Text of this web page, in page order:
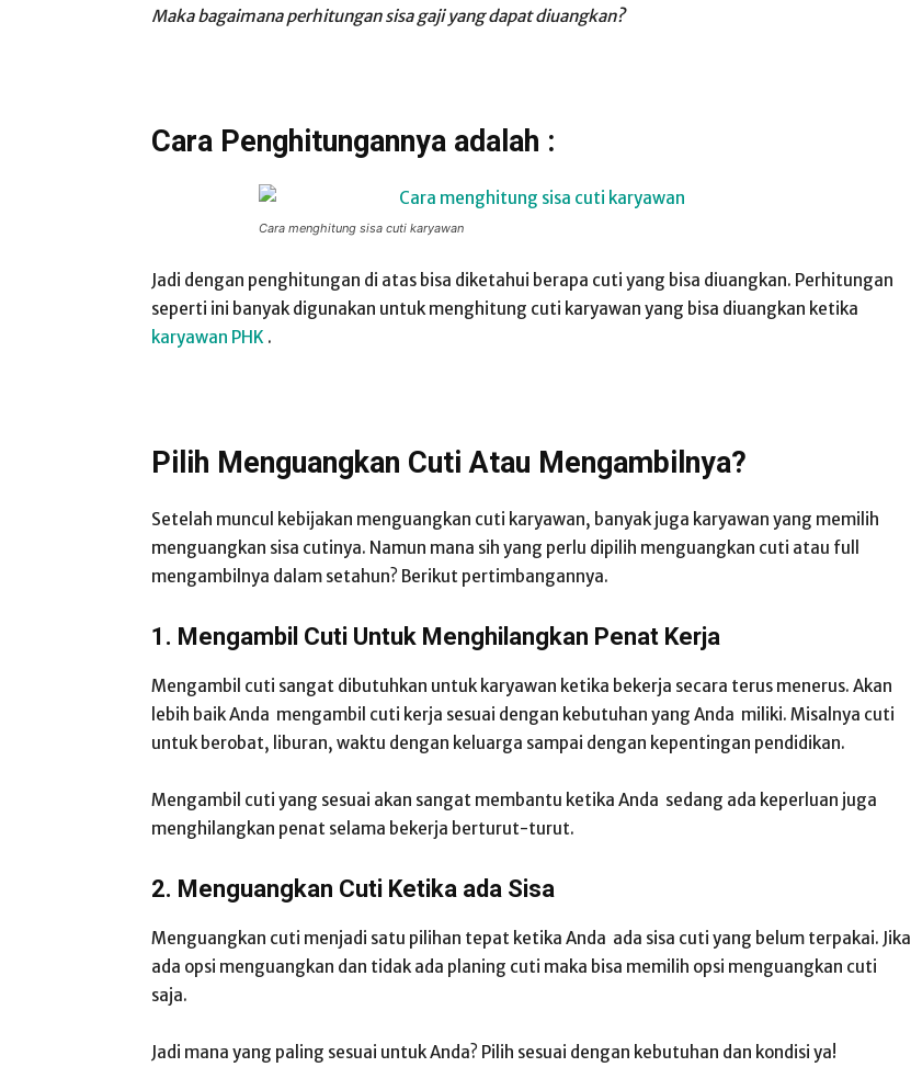
Maka bagaimana perhitungan sisa gaji yang dapat diuangkan?
Cara Penghitungannya adalah :
Cara menghitung sisa cuti karyawan
Jadi dengan penghitungan di atas bisa diketahui berapa cuti yang bisa diuangkan. Perhitungan
seperti ini banyak digunakan untuk menghitung cuti karyawan yang bisa diuangkan ketika
karyawan PHK .
Pilih Menguangkan Cuti Atau Mengambilnya?
Setelah muncul kebijakan menguangkan cuti karyawan, banyak juga karyawan yang memilih
menguangkan sisa cutinya. Namun mana sih yang perlu dipilih menguangkan cuti atau full
mengambilnya dalam setahun? Berikut pertimbangannya.
1. Mengambil Cuti Untuk Menghilangkan Penat Kerja
Mengambil cuti sangat dibutuhkan untuk karyawan ketika bekerja secara terus menerus. Akan
lebih baik Anda mengambil cuti kerja sesuai dengan kebutuhan yang Anda miliki. Misalnya cuti
untuk berobat, liburan, waktu dengan keluarga sampai dengan kepentingan pendidikan.
Mengambil cuti yang sesuai akan sangat membantu ketika Anda sedang ada keperluan juga
menghilangkan penat selama bekerja berturut-turut.
2. Menguangkan Cuti Ketika ada Sisa
Menguangkan cuti menjadi satu pilihan tepat ketika Anda ada sisa cuti yang belum terpakai. Jika
ada opsi menguangkan dan tidak ada planing cuti maka bisa memilih opsi menguangkan cuti
saja.
Jadi mana yang paling sesuai untuk Anda? Pilih sesuai dengan kebutuhan dan kondisi ya!